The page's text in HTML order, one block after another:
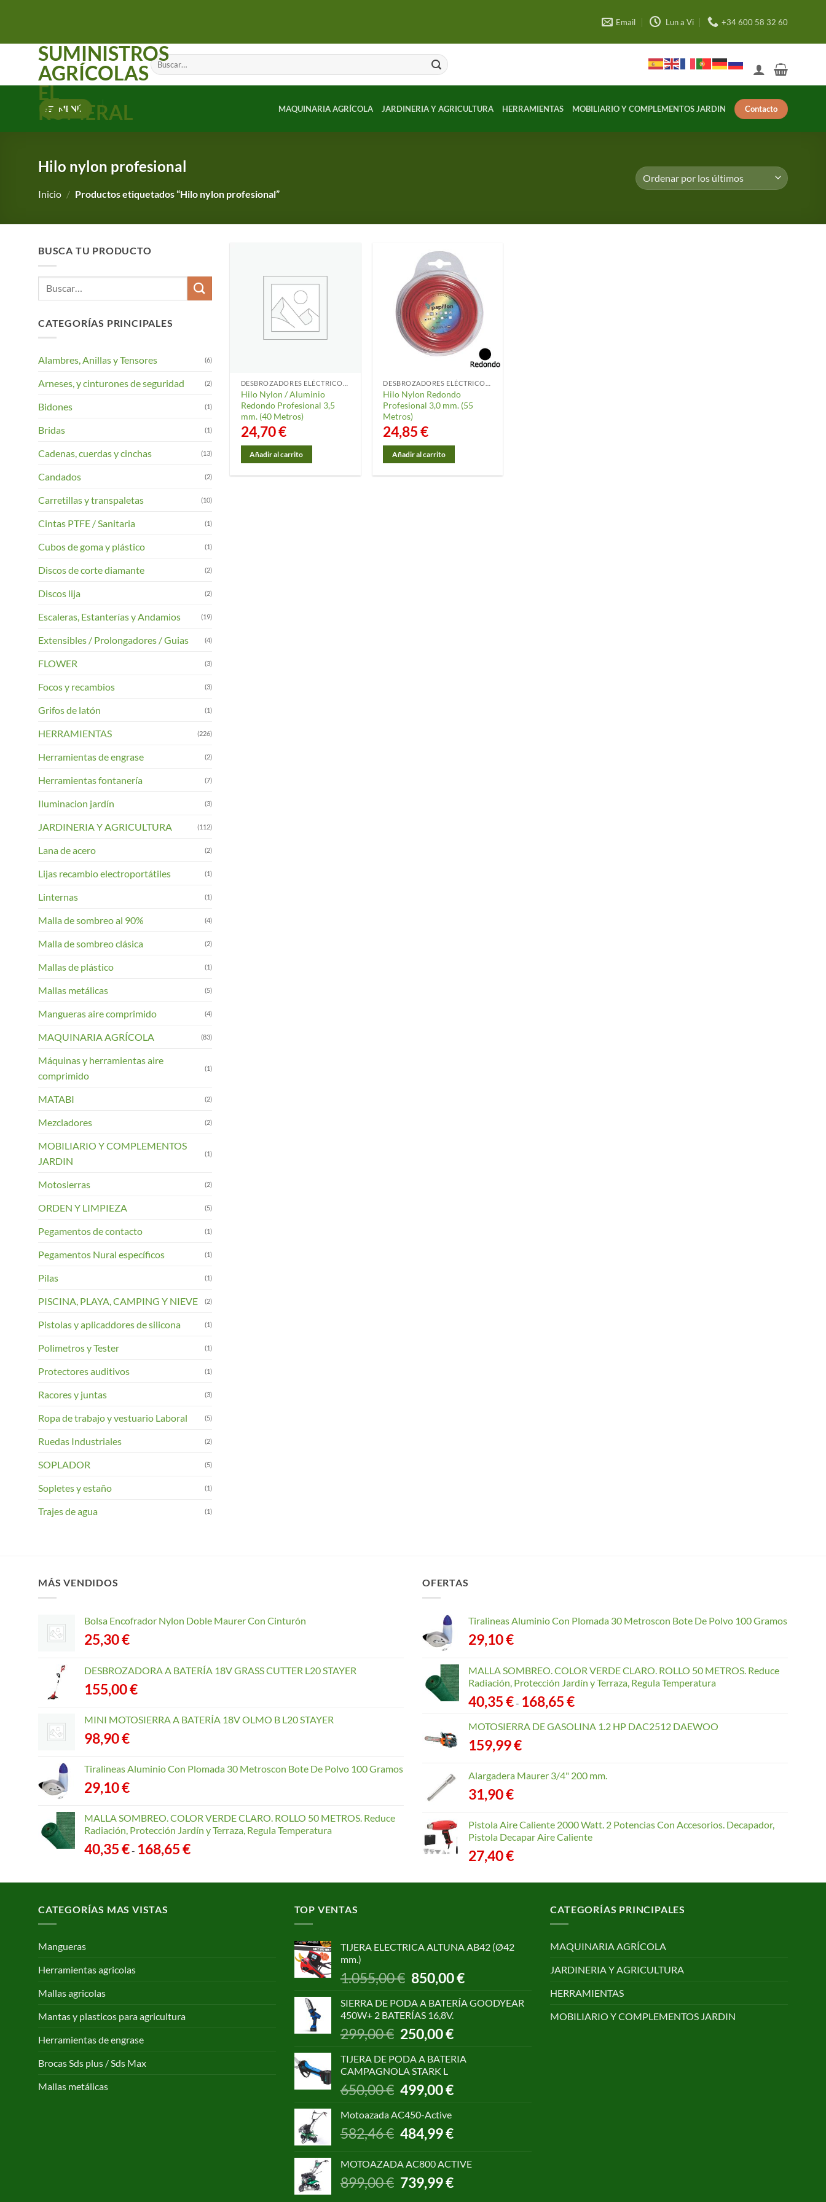
Email Lun a Vi +34 600 58 32 60
SUMINISTROS
AGRÍCOLAS
EL
ROMERAL
Buscar
por:
MENÚ MAQUINARIA AGRÍCOLA JARDINERIA Y AGRICULTURA HERRAMIENTAS MOBILIARIO Y COMPLEMENTOS JARDIN Contacto
Hilo nylon profesional
Inicio / Productos etiquetados “Hilo nylon profesional”
BUSCA TU PRODUCTO
Buscar
CATEGORÍAS PRINCIPALES
Alambres, Anillas y Tensores (6)
Arneses, y cinturones de seguridad (2)
Bidones (1)
Bridas (1)
Cadenas, cuerdas y cinchas (13)
Candados (2)
Carretillas y transpaletas (10)
Cintas PTFE / Sanitaria (1)
Cubos de goma y plástico (1)
Discos de corte diamante (2)
Discos lija (2)
Escaleras, Estanterías y Andamios (19)
Extensibles / Prolongadores / Guias (4)
FLOWER (3)
Focos y recambios (3)
Grifos de latón (1)
HERRAMIENTAS (226)
Herramientas de engrase (2)
Herramientas fontanería (7)
Iluminacion jardín (3)
JARDINERIA Y AGRICULTURA (112)
Lana de acero (2)
Lijas recambio electroportátiles (1)
Linternas (1)
Malla de sombreo al 90% (4)
Malla de sombreo clásica (2)
Mallas de plástico (1)
Mallas metálicas (5)
Mangueras aire comprimido (4)
MAQUINARIA AGRÍCOLA (83)
Máquinas y herramientas aire
comprimido
(1)
MATABI (2)
Mezcladores (2)
MOBILIARIO Y COMPLEMENTOS
JARDIN
(1)
Motosierras (2)
ORDEN Y LIMPIEZA (5)
Pegamentos de contacto (1)
Pegamentos Nural específicos (1)
Pilas (1)
PISCINA, PLAYA, CAMPING Y NIEVE (2)
Pistolas y aplicaddores de silicona (1)
Polimetros y Tester (1)
Protectores auditivos (1)
Racores y juntas (3)
Ropa de trabajo y vestuario Laboral (5)
Ruedas Industriales (2)
SOPLADOR (5)
Sopletes y estaño (1)
Trajes de agua (1)
Hilo Nylon / Aluminio
Redondo Profesional 3,5
mm. (40 Metros)
24,70€
Añadir al carrito
Hilo Nylon Redondo
Profesional 3,0 mm. (55
Metros)
24,85€
Añadir al carrito
MÁS VENDIDOS
Bolsa Encofrador Nylon Doble Maurer Con Cinturón
25,30€
DESBROZADORA A BATERÍA 18V GRASS CUTTER L20 STAYER
155,00€
MINI MOTOSIERRA A BATERÍA 18V OLMO B L20 STAYER
98,90€
Tiralineas Aluminio Con Plomada 30 Metroscon Bote De Polvo 100 Gramos
29,10€
MALLA SOMBREO. COLOR VERDE CLARO. ROLLO 50 METROS. Reduce
Radiación, Protección Jardín y Terraza, Regula Temperatura
40,35€- 168,65€Rango
desde
OFERTAS
Tiralineas Aluminio Con Plomada 30 Metroscon Bote De Polvo 100 Gramos
29,10€
MALLA SOMBREO. COLOR VERDE CLARO. ROLLO 50 METROS. Reduce
Radiación, Protección Jardín y Terraza, Regula Temperatura
40,35€- 168,65€Rango
precios:
168,65 €
MOTOSIERRA DE GASOLINA 1.2 HP DAC2512 DAEWOO
159,99€
Alargadera Maurer 3/4" 200 mm.
31,90€
Pistola Aire Caliente 2000 Watt. 2 Potencias Con Accesorios. Decapador,
Pistola Decapar Aire Caliente
27,40€
CATEGORÍAS MAS VISTAS
Mangueras
Herramientas agricolas
Mallas agricolas
Mantas y plasticos para agricultura
Herramientas de engrase
Brocas Sds plus / Sds Max
Mallas metálicas
TOP VENTAS
TIJERA ELECTRICA ALTUNA AB42 (Ø42
mm.)
1.055,00€ El
precio
original
era:
1.055,00 €.
850,00€El
actual
SIERRA DE PODA A BATERÍA GOODYEAR
450W+ 2 BATERÍAS 16,8V.
299,00€ El
precio
original
era:
299,00 €.
250,00€El
actual
250,00 €.
TIJERA DE PODA A BATERIA
CAMPAGNOLA STARK L
650,00€
El
precio
original
650,00 €.
499,00€El
499,00 €.
Motoazada AC450-Active
582,46€
El
precio
era:
582,46 €.
484,99€El
es:
484,99 €.
MOTOAZADA AC800 ACTIVE
899,00€ El
precio
739,99€El
CATEGORÍAS PRINCIPALES
MAQUINARIA AGRÍCOLA
JARDINERIA Y AGRICULTURA
HERRAMIENTAS
MOBILIARIO Y COMPLEMENTOS JARDIN